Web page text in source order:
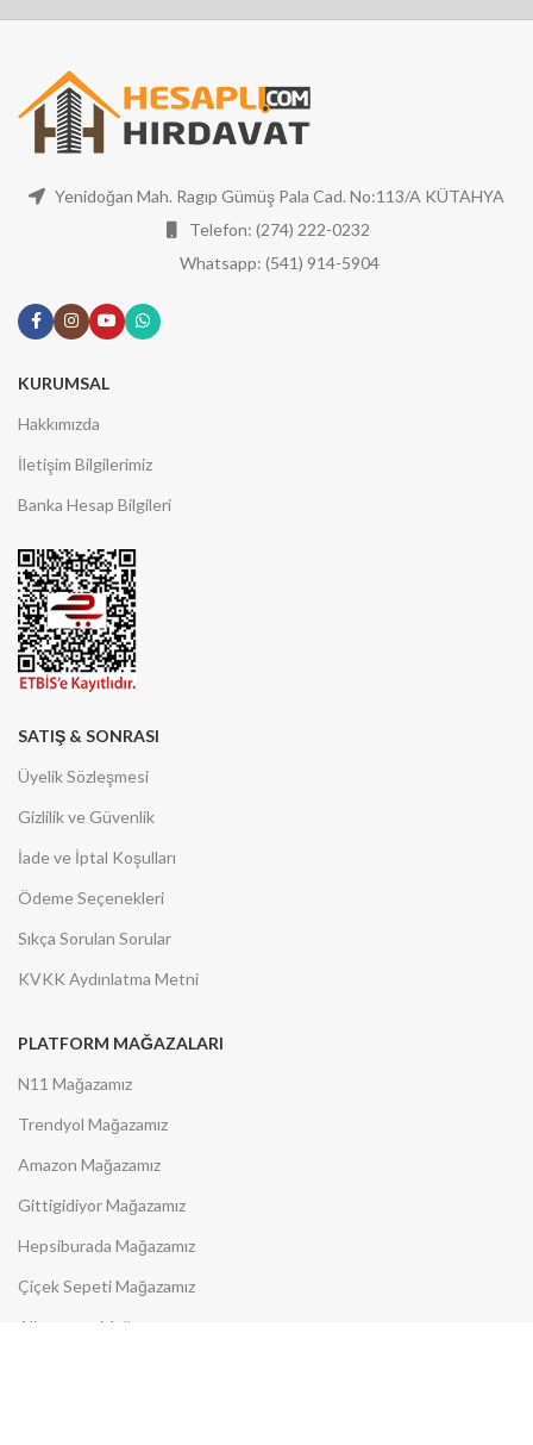
Yenidoğan Mah. Ragıp Gümüş Pala Cad. No:113/A KÜTAHYA
Telefon: (274) 222-0232
Whatsapp: (541) 914-5904
KURUMSAL
Hakkımızda
İletişim Bilgilerimiz
Banka Hesap Bilgileri
SATIŞ & SONRASI
Üyelik Sözleşmesi
Gizlilik ve Güvenlik
İade ve İptal Koşulları
Ödeme Seçenekleri
Sıkça Sorulan Sorular
KVKK Aydınlatma Metni
PLATFORM MAĞAZALARI
N11 Mağazamız
Trendyol Mağazamız
Amazon Mağazamız
Gittigidiyor Mağazamız
Hepsiburada Mağazamız
Çiçek Sepeti Mağazamız
Aliexpress Mağazamız